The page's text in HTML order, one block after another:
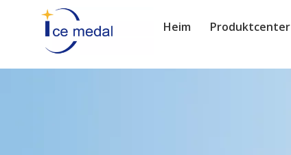
Heim Produktcenter